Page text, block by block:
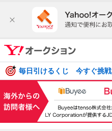
毎日引けるくじ 今すぐ挑戦